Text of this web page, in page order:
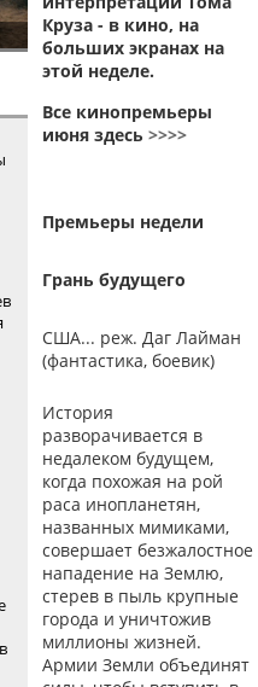
Круза - в кино, на
больших экранах на
этой неделе.
Все кинопремьеры
июня здесь >>>>
Премьеры недели
Грань будущего
США... реж. Даг Лайман
(фантастика, боевик)
История
разворачивается в
недалеком будущем,
когда похожая на рой
раса инопланетян,
названных мимиками,
совершает безжалостное
нападение на Землю,
стерев в пыль крупные
города и уничтожив
миллионы жизней.
Армии Земли объединят